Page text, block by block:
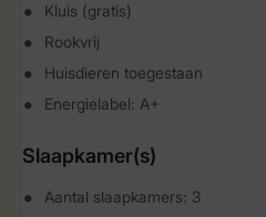
Kluis (gratis)
Rookvrij
Huisdieren toegestaan
Energielabel: A+
Slaapkamer(s)
Aantal slaapkamers: 3